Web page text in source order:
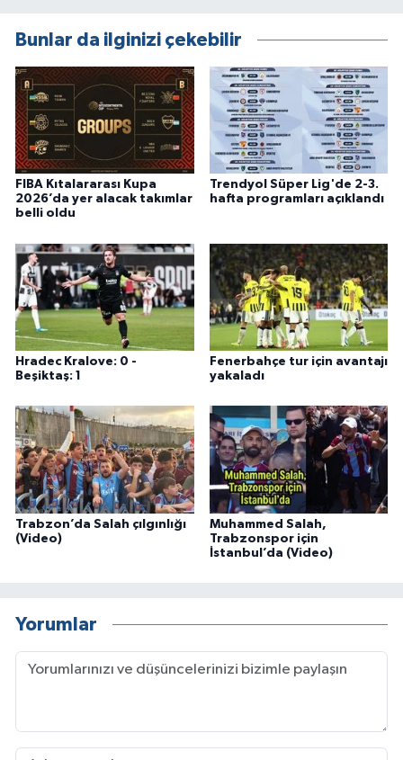
Bunlar da ilginizi çekebilir
FIBA Kıtalararası Kupa
2026’da yer alacak takımlar
belli oldu
Trendyol Süper Lig'de 2-3.
hafta programları açıklandı
Hradec Kralove: 0 -
Beşiktaş: 1
Fenerbahçe tur için avantajı
yakaladı
Trabzon’da Salah çılgınlığı
(Video)
Muhammed Salah,
Trabzonspor için
İstanbul’da (Video)
Yorumlar